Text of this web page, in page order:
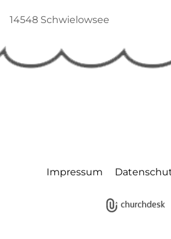
14548 Schwielowsee
Impressum